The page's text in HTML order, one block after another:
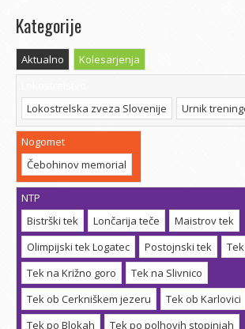
Kategorije
Aktualno
Kolesarjenja
Lokostrelska zveza Slovenije
Urnik
Nogomet
Čebohinov memorial
NTP
Bistrški tek
Lončarija teče
Maistrov tek
Olimpijski tek Logatec
Postojnski tek
Tek na Križno goro
Tek na Slivnico
Tek ob Cerkniškem jezeru
Tek ob Karlovici
Tek po Blokah
Tek po polhovih stopinjah